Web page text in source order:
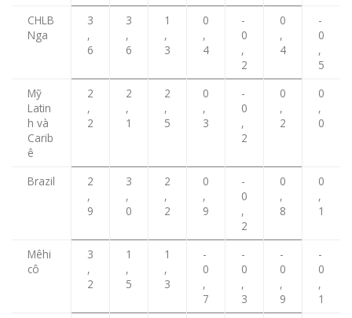
CHLB
Nga
3
,
6
3
,
6
1
,
3
0
,
4
-
0
,
2
0
,
4
-
0
,
5
Mỹ
Latin
h và
Carib
ê
2
,
2
2
,
1
2
,
5
0
,
3
-
0
,
2
0
,
2
0
,
0
Brazil
2
,
9
3
,
0
2
,
2
0
,
9
-
0
,
2
0
,
8
0
,
1
Mêhi
cô
3
,
2
1
,
5
1
,
3
-
0
,
7
-
0
,
3
-
0
,
9
-
0
,
1